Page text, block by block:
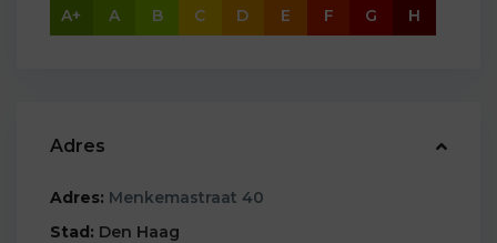
A+ A B C D E F G H
Adres
Adres: Menkemastraat 40
Stad: Den Haag